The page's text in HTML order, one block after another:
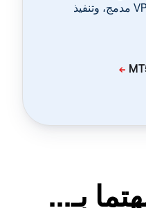
‏21 إطارًا زمنيًا، وسيرفر VPS مدمج، وتنفيذ
بـ...